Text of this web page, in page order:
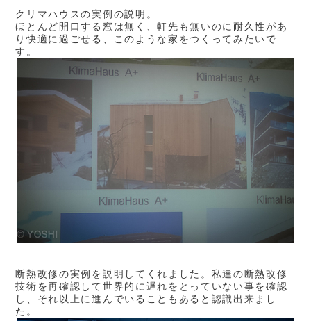
クリマハウスの実例の説明。
ほとんど開口する窓は無く、軒先も無いのに耐久性があ
り快適に過ごせる、このような家をつくってみたいで
す。
断熱改修の実例を説明してくれました。私達の断熱改修
技術を再確認して世界的に遅れをとっていない事を確認
し、それ以上に進んでいることもあると認識出来まし
た。